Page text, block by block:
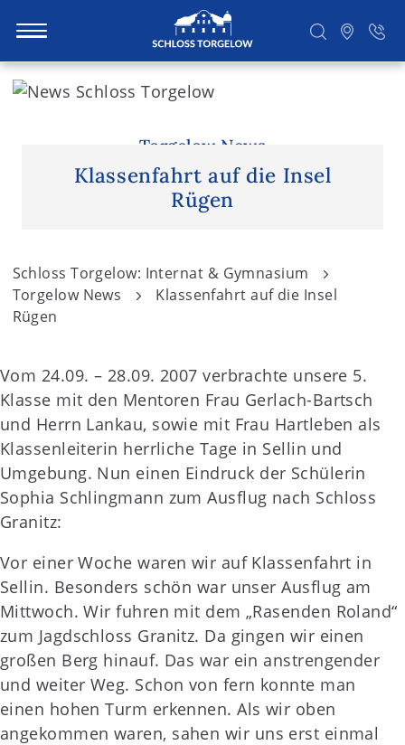
S
t
Torgelow News
Klassenfahrt auf die Insel
Rügen
Schloss Torgelow: Internat & Gymnasium
Torgelow News
Klassenfahrt auf die Insel
Rügen
Vom 24.09. – 28.09. 2007 verbrachte unsere 5.
Klasse mit den Mentoren Frau Gerlach-Bartsch
und Herrn Lankau, sowie mit Frau Hartleben als
Klassenleiterin herrliche Tage in Sellin und
Umgebung. Nun einen Eindruck der Schülerin
Sophia Schlingmann zum Ausflug nach Schloss
Granitz:
Vor einer Woche waren wir auf Klassenfahrt in
Sellin. Besonders schön war unser Ausflug am
Mittwoch. Wir fuhren mit dem „Rasenden Roland“
zum Jagdschloss Granitz. Da gingen wir einen
großen Berg hinauf. Das war ein anstrengender
und weiter Weg. Schon von fern konnte man
einen hohen Turm erkennen. Als wir oben
angekommen waren, sahen wir uns erst einmal